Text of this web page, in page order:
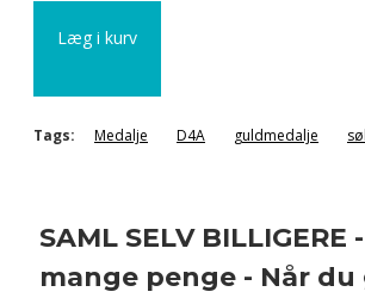
Læg i kurv
Tags: Medalje D4A guldmedalje
SAML SELV BILLIGERE
mange penge - Når